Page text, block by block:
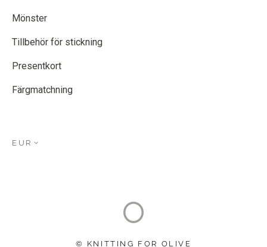
Mönster
Tillbehör för stickning
Presentkort
Färgmatchning
EUR
© KNITTING FOR OLIVE